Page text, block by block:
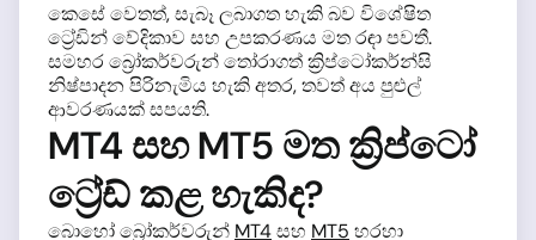
කෙසේ වෙතත්, සැබෑ ලබාගත හැකි බව විශේෂිත
ට්‍රේඩින් වේදිකාව සහ උපකරණය මත රඳා පවතී.
සමහර බ්‍රෝකර්වරුන් තෝරාගත් ක්‍රිප්ටෝකර්න්සි
නිෂ්පාදන පිරිනැමිය හැකි අතර, තවත් අය පුළුල්
ආවරණයක් සපයති.
MT4 සහ MT5 මත ක්‍රිප්ටෝ
ට්‍රේඩ් කළ හැකිද?
බොහෝ බ්‍රෝකර්වරුන් MT4සහ MT5 හරහා